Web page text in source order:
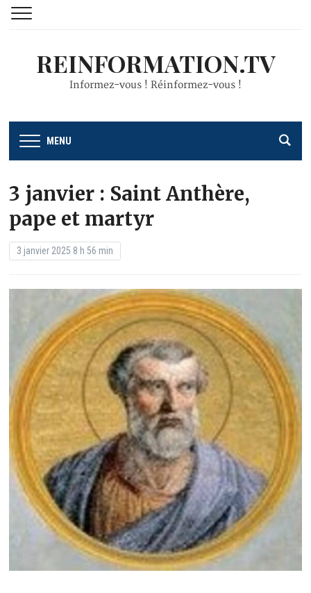
REINFORMATION.TV
Informez-vous ! Réinformez-vous !
MENU
3 janvier : Saint Anthère,
pape et martyr
3 janvier 2025 8 h 56 min